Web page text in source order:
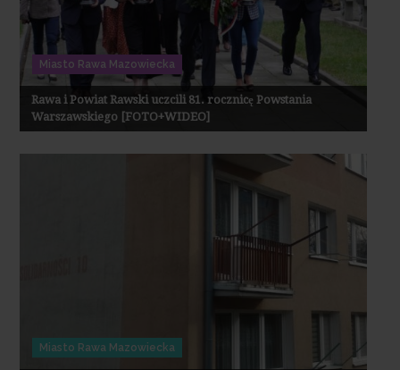
Miasto Rawa Mazowiecka
Rawa i Powiat Rawski uczcili 81. rocznicę Powstania
Warszawskiego [FOTO+WIDEO]
Miasto Rawa Mazowiecka